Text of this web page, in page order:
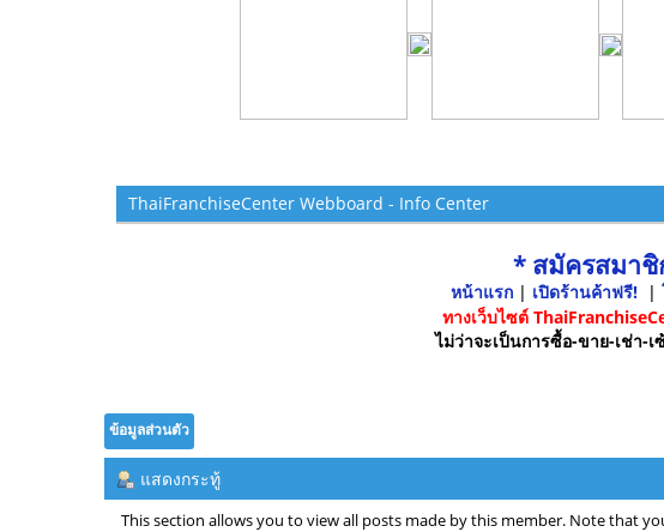
ThaiFranchiseCenter Webboard - Info Center
* สมัครสมาชิ
หน้าแรก| เปิดร้านค้าฟรี! |
ทางเว็บไซต์
ไม่ว่าจะเป็นการซื้อ-ขาย-เช่า
ข้อมูลส่วนตัว
แสดงกระทู้
This section allows you to view all posts made by this member. Note that